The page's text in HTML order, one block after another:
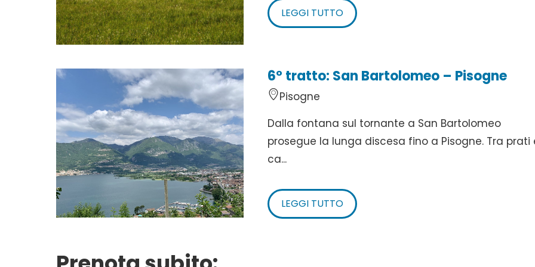
LEGGI TUTTO
6° tratto: San Bartolomeo – Pisogne
Pisogne
Dalla fontana sul tornante a San Bartolomeo
prosegue la lunga discesa fino a Pisogne. Tra prati
ca...
LEGGI TUTTO